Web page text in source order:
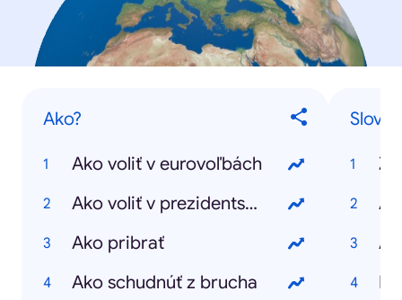
Ako?
Ako voliť v eurovoľbách
Ako voliť v prezidentských voľbách
Ako pribrať
Ako schudnúť z brucha